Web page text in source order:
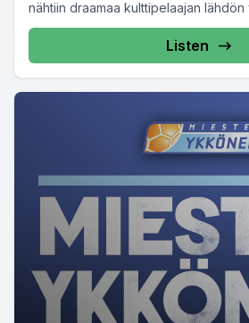
nähtiin draamaa kulttipelaajan
Listen